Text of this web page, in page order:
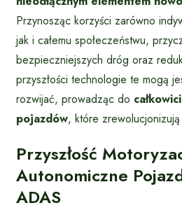
Przynosząc korzyści zarówno
jak i całemu społeczeństwu,
bezpieczniejszych dróg oraz
przyszłości technologie te mogą
rozwijać, prowadząc do
pojazdów, które
Przyszłość
Autonomiczne
ADAS